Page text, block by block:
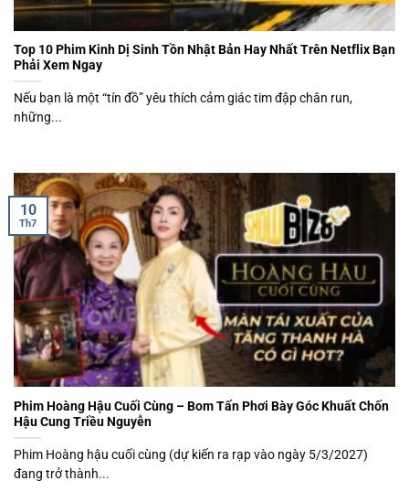
Top 10 Phim Kinh Dị Sinh Tồn Nhật Bản Hay Nhất Trên Netflix Bạn
Phải Xem Ngay
Nếu bạn là một “tín đồ” yêu thích cảm giác tim đập chân run,
những...
Phim Hoàng Hậu Cuối Cùng – Bom Tấn Phơi Bày Góc Khuất Chốn
Hậu Cung Triều Nguyễn
Phim Hoàng hậu cuối cùng (dự kiến ra rạp vào ngày 5/3/2027)
đang trở thành...
10
Th7